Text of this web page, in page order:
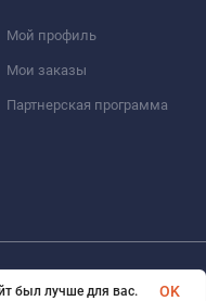
Мой профиль
Мои заказы
Партнерская программа
защищены
был лучше для вас. OK